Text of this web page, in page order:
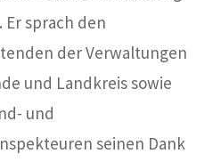
sprach den
der Verwaltungen
und Landkreis sowie
und
seinen Dank